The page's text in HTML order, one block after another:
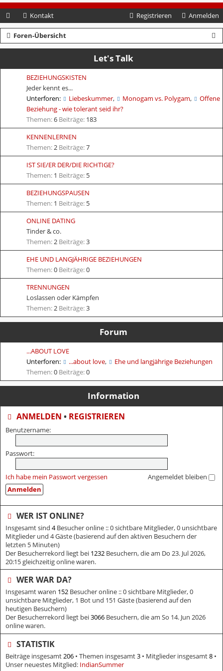
Kontakt Anmelden
Registrieren
Foren-Übersicht
u
Let's Talk
BEZIEHUNGSKISTEN
Jeder kennt es...
Unterforen:
Liebeskummer, Monogam vs. Polygam,
Offene
Beziehung - wie tolerant seid ihr?
Themen:6 Beiträge: 183
KENNENLERNEN
Themen:2 Beiträge:7
IST SIE/ER DER/DIE RICHTIGE?
Themen: 1 Beiträge: 5
BEZIEHUNGSPAUSEN
Themen: 1 Beiträge: 5
ONLINE DATING
Tinder & co.
Themen:2 Beiträge:3
EHE UND LANGJÄHRIGE BEZIEHUNGEN
Themen:0 Beiträge:0
TRENNUNGEN
Loslassen oder Kämpfen
Themen:2 Beiträge:3
Forum
...ABOUT LOVE
Unterforen:
...about love,
Ehe und langjährige Beziehungen
Themen:0 Beiträge:0
Information
ANMELDEN • REGISTRIEREN
Benutzername:
Passwort:
Ich habe mein Passwort vergessen Angemeldet bleiben
WER IST ONLINE?
Insgesamt sind 4Besucher online :: 0 sichtbare Mitglieder, 0 unsichtbare
Mitglieder und 4 Gäste (basierend auf den aktiven Besuchern der
letzten 5 Minuten)
Der Besucherrekord liegt bei 1232 Besuchern, die am Do 23. Jul 2026,
20:15 gleichzeitig online waren.
WER WAR DA?
Insgesamt waren 152 Besucher online :: 0 sichtbare Mitglieder, 0
unsichtbare Mitglieder, 1 Bot und 151 Gäste (basierend auf den
heutigen Besuchern)
Der Besucherrekord liegt bei3066 Besuchern, die am So 14. Jun 2026
online waren.
STATISTIK
Beiträge insgesamt206 • Themen insgesamt3 • Mitglieder insgesamt8 •
Unser neuestes Mitglied: IndianSummer